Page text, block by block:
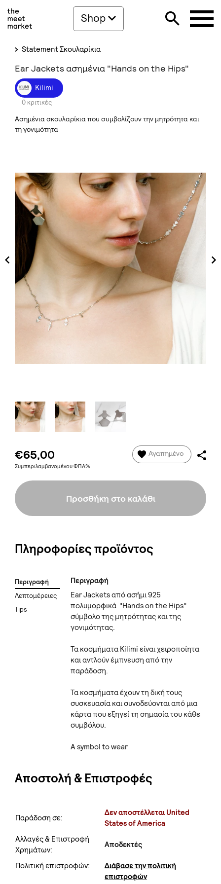
Shop
Statement Σκουλαρίκια
Ear Jackets ασημένια "Hands on the Hips"
Kilimi
0 κριτικές
Ασημένια σκουλαρίκια που συμβολίζουν την μητρότητα και
τη γονιμότητα
€65,00
Συμπεριλαμβανομένου ΦΠΑ%
Αγαπημένο
Προσθήκη στο καλάθι
Πληροφορίες προϊόντος
Περιγραφή
Λεπτομέρειες
Tips
Περιγραφή
Ear Jackets από ασήμι 925
πολυμορφικά "Hands on the Hips"
σύμβολο της μητρότητας και της
γονιμότητας.
Τα κοσμήματα Kilimi είναι χειροποίητα
και αντλούν έμπνευση από την
παράδοση.
Τα κοσμήματα έχουν τη δική τους
συσκευασία και συνοδεύονται από μια
κάρτα που εξηγεί τη σημασία του κάθε
συμβόλου.
A symbol to wear
Αποστολή & Επιστροφές
Παράδοση σε:
Δεν αποστέλλεται United
States of America
Αλλαγές & Επιστροφή
Χρημάτων:
Αποδεκτές
Πολιτική επιστροφών:
Διάβασε την πολιτική
επιστροφών